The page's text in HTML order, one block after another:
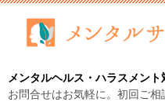
メンタルヘルス・ハラスメント
お問合せはお気軽に。初回ご相